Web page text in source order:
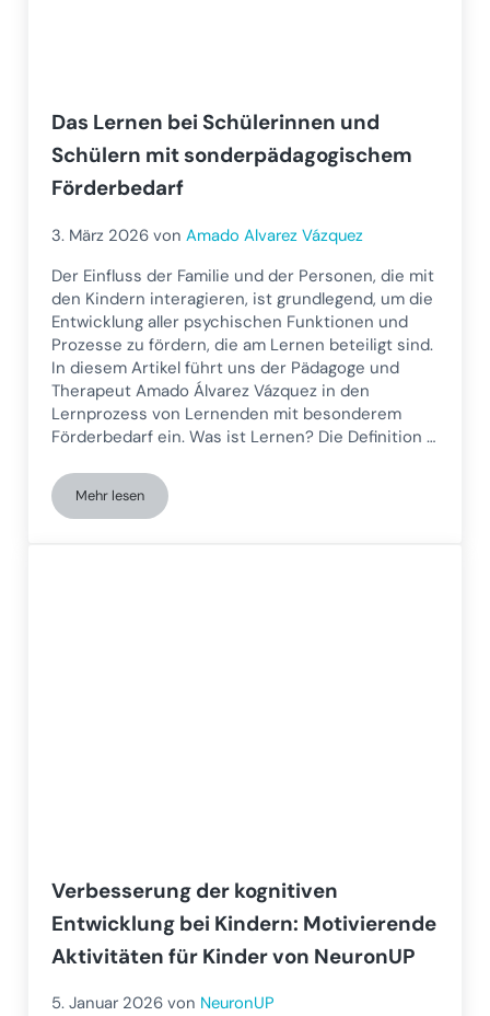
Das Lernen bei Schülerinnen und
Schülern mit sonderpädagogischem
Förderbedarf
3. März 2026 vonAmado Alvarez Vázquez
Der Einfluss der Familie und der Personen, die mit
den Kindern interagieren, ist grundlegend, um die
Entwicklung aller psychischen Funktionen und
Prozesse zu fördern, die am Lernen beteiligt sind.
In diesem Artikel führt uns der Pädagoge und
Therapeut Amado Álvarez Vázquez in den
Lernprozess von Lernenden mit besonderem
Förderbedarf ein. Was ist Lernen? Die Definition …
Mehr lesenDas Lernen bei Schülerinnen und Schülern mit
Verbesserung der kognitiven
Entwicklung bei Kindern: Motivierende
Aktivitäten für Kinder von NeuronUP
5. Januar 2026 von NeuronUP